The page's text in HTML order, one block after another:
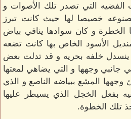
الفضيه التي تصدر تلك الأصوات و
خصيصا لها حيث كانت تبرز
الخطرة و كان سوادها ينافي بياض
الأسود الخاص بها كانت تضعه
خلفه بحريه و قد تدلت بعض
جانبي وجهها و التي يضاهي لمعتها
وجهها المشع ببياضه الناصع و الذي
بفعل الخجل الذي يسيطر عليها
تلك الخطوة.